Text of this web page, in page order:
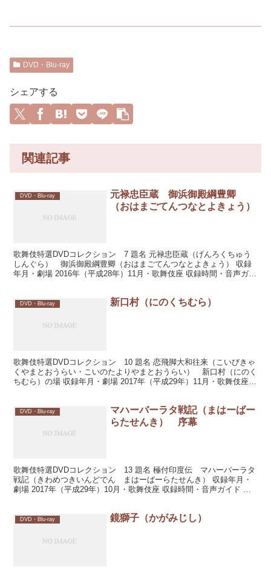
DVD・Blu-ray
シェアする
関連記事
DVD・Blu-ray
元禄忠臣蔵 御浜御殿綱豊卿
（おはまごてんつなとよきょう）
歌舞伎特選DVDコレクション 7 題名 元禄忠臣蔵（げんろくちゅう
しんぐら） 御浜御殿綱豊卿（おはまごてんつなとよきょう） 収録
年月・劇場 2016年（平成28年）11月・歌舞伎座 収録時間・音声ガイ
DVD・Blu-ray 新口村（にのくちむら）
歌舞伎特選DVDコレクション 10 題名 恋飛脚大和往来（こいびきゃ
くやまとおうらい・こいのたよりやまとおうらい） 新口村（にのく
ちむら）の場 収録年月・劇場 2017年（平成29年）11月・歌舞伎座
DVD・Blu-ray
マハーバーラタ戦記（まはーばー
らたせんき） 序幕
歌舞伎特選DVDコレクション 13 題名 極付印度伝 マハーバーラタ
戦記（きわめつきいんどでん まはーばーらたせんき） 収録年月・
劇場 2017年（平成29年）10月・歌舞伎座 収録時間・音声ガイド 本
DVD・Blu-ray 鏡獅子（かがみじし）